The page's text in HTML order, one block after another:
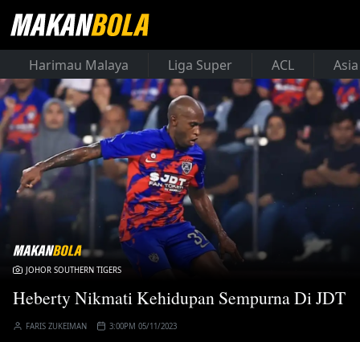
Harimau Malaya Liga Super ACL
JOHOR SOUTHERN TIGERS
Heberty Nikmati Kehidupan Sempurna Di JDT
FARIS ZUKEIMAN 3:00PM 05/11/2023